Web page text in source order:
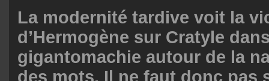
La modernité tardive voit la
d’Hermogène sur Cratyle
gigantomachie autour de la
des mots. Il ne faut donc pas